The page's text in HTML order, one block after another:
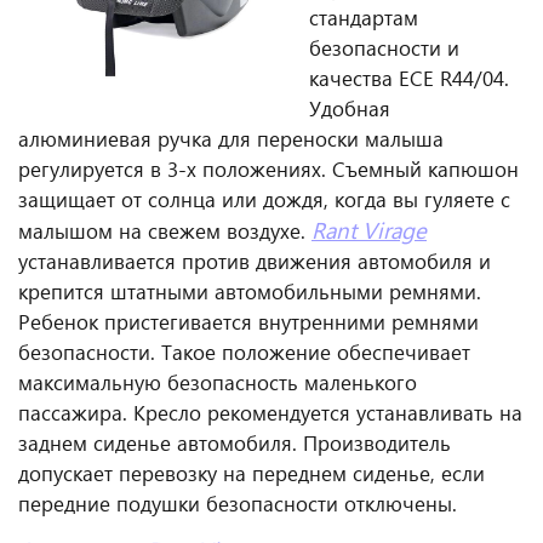
стандартам
безопасности и
качества ECE R44/04.
Удобная
алюминиевая ручка для переноски малыша
регулируется в 3-х положениях. Съемный капюшон
защищает от солнца или дождя, когда вы гуляете с
малышом на свежем воздухе. Rant Virage
устанавливается против движения автомобиля и
крепится штатными автомобильными ремнями.
Ребенок пристегивается внутренними ремнями
безопасности. Такое положение обеспечивает
максимальную безопасность маленького
пассажира. Кресло рекомендуется устанавливать на
заднем сиденье автомобиля. Производитель
допускает перевозку на переднем сиденье, если
передние подушки безопасности отключены.